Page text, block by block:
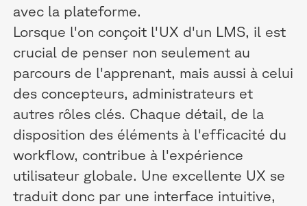
avec la plateforme.
Lorsque l'on conçoit l'UX d'un LMS, il est
crucial de penser non seulement au
parcours de l'apprenant, mais aussi à celui
des concepteurs, administrateurs et
autres rôles clés. Chaque détail, de la
disposition des éléments à l'efficacité du
workflow, contribue à l'expérience
utilisateur globale. Une excellente UX se
traduit donc par une interface intuitive,